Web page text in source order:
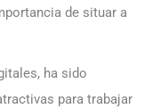
de situar a
ha sido
para trabajar